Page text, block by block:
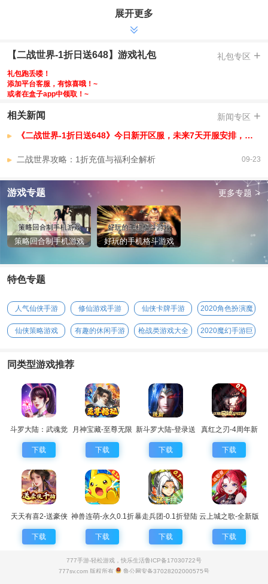
-
【二战世界-1折日送648】VIP介绍
展开更多
【二战世界-1折日送648】游戏礼包 礼包专区 +
礼包跑丢喽！
添加平台客服，有惊喜哦！~
或者在盒子app中领取！~
相关新闻 新闻专区 +
《二战世界-1折日送648》今日新开区服，未来7天开服安排，已开区服
二战世界攻略：1折充值与福利全解析 09-23
游戏专题 更多专题 >
策略回合制手机游戏 好玩的手机格斗游戏
特色专题
人气仙侠手游 修仙游戏手游 仙侠卡牌手游
2020角色扮演魔
仙侠策略游戏
有趣的休闲手游 枪战类游戏大全
2020魔幻手游巨
同类型游戏推荐
斗罗大陆：武魂觉
醒
下载
月神宝藏-至尊无限
券
下载
新斗罗大陆-登录送
sss魂师
下载
真红之刃-4周年新
版本0.1折
下载
天天有喜2-送豪侠
千抽
下载
神兽连萌-永久0.1折
下载
暴走兵团-0.1折登陆
送千抽
下载
云上城之歌-全新版
本
下载
777手游-轻松游戏，快乐生活鲁ICP备17030722号
777sy.com 版权所有
鲁公网安备37028202000575号